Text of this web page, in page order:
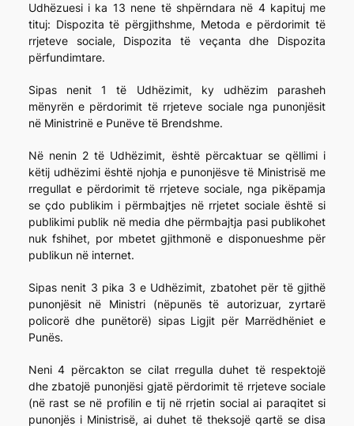
Udhëzuesi i ka 13 nene të shpërndara në 4 kapituj me
tituj: Dispozita të përgjithshme, Metoda e përdorimit të
rrjeteve sociale, Dispozita të veçanta dhe Dispozita
përfundimtare.
Sipas nenit 1 të Udhëzimit, ky udhëzim parasheh
mënyrën e përdorimit të rrjeteve sociale nga punonjësit
në Ministrinë e Punëve të Brendshme.
Në nenin 2 të Udhëzimit, është përcaktuar se qëllimi i
këtij udhëzimi është njohja e punonjësve të Ministrisë me
rregullat e përdorimit të rrjeteve sociale, nga pikëpamja
se çdo publikim i përmbajtjes në rrjetet sociale është si
publikimi publik në media dhe përmbajtja pasi publikohet
nuk fshihet, por mbetet gjithmonë e disponueshme për
publikun në internet.
Sipas nenit 3 pika 3 e Udhëzimit, zbatohet për të gjithë
punonjësit në Ministri (nëpunës të autorizuar, zyrtarë
policorë dhe punëtorë) sipas Ligjit për Marrëdhëniet e
Punës.
Neni 4 përcakton se cilat rregulla duhet të respektojë
dhe zbatojë punonjësi gjatë përdorimit të rrjeteve sociale
(në rast se në profilin e tij në rrjetin social ai paraqitet si
punonjës i Ministrisë, ai duhet të theksojë qartë se disa